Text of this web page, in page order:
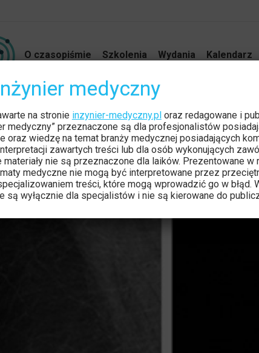
O czasopiśmie Szkolenia Wydania Kalendarz
piersi
medyczny
na stronie inzynier-medyczny.ploraz redagowane i
medyczny” przeznaczone są dla profesjonalistów
oraz wiedzę na temat branży medycznej posiadających
zawartych treści lub dla osób wykonujących
materiały nie są przeznaczone dla laików. Prezentowane w
medyczne nie mogą być interpretowane przez
treści, które mogą wprowadzić go w błąd.
są wyłącznie dla specjalistów i nie są kierowane do